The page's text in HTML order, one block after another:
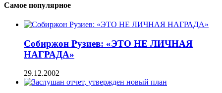
Самое популярное
Собиржон Рузиев: «ЭТО НЕ ЛИЧНАЯ
НАГРАДА»
29.12.2002